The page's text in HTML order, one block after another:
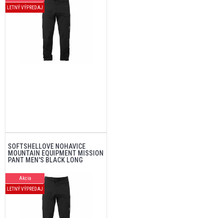
LETNÝ VÝPREDAJ
SOFTSHELLOVÉ NOHAVICE
MOUNTAIN EQUIPMENT MISSION
PANT MEN'S BLACK LONG
Akcia
LETNÝ VÝPREDAJ